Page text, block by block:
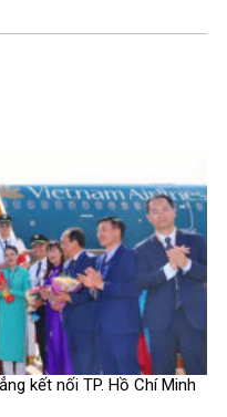
kết nối TP. Hồ Chí Minh